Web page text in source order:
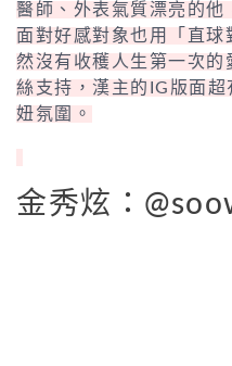
醫師、外表氣質漂亮的他
面對好感對象也用「直球
然沒有收穫人生第一次的
絲支持，漢主的IG版面
妞氛圍。
金秀炫：